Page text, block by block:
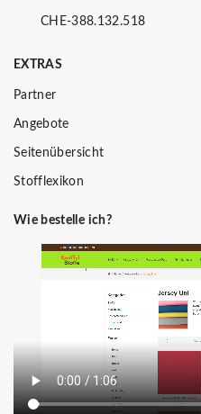
CHE-388.132.518
EXTRAS
Partner
Angebote
Seitenübersicht
Stofflexikon
Wie bestelle ich?